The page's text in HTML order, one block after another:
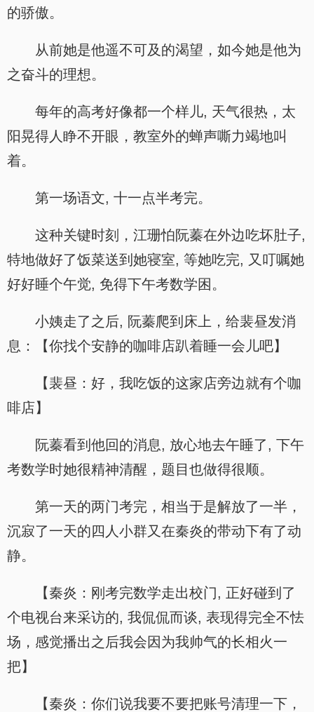
的骄傲。
从前她是他遥不可及的渴望，如今她是他为
之奋斗的理想。
每年的高考好像都一个样儿, 天气很热，太
阳晃得人睁不开眼，教室外的蝉声嘶力竭地叫
着。
第一场语文, 十一点半考完。
这种关键时刻，江珊怕阮蓁在外边吃坏肚子,
特地做好了饭菜送到她寝室, 等她吃完, 又叮嘱她
好好睡个午觉, 免得下午考数学困。
小姨走了之后, 阮蓁爬到床上，给裴昼发消
息：【你找个安静的咖啡店趴着睡一会儿吧】
【裴昼：好，我吃饭的这家店旁边就有个咖
啡店】
阮蓁看到他回的消息, 放心地去午睡了, 下午
考数学时她很精神清醒，题目也做得很顺。
第一天的两门考完，相当于是解放了一半，
沉寂了一天的四人小群又在秦炎的带动下有了动
静。
【秦炎：刚考完数学走出校门, 正好碰到了
个电视台来采访的, 我侃侃而谈, 表现得完全不怯
场，感觉播出之后我会因为我帅气的长相火一
把】
【秦炎：你们说我要不要把账号清理一下，